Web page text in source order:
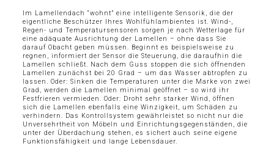
Im Lamellendach “wohnt” eine intelligente Sensorik, die der
eigentliche Beschützer Ihres Wohlfühlambientes ist. Wind-,
Regen- und Temperatursensoren sorgen je nach Wetterlage für
eine adäquate Ausrichtung der Lamellen – ohne dass Sie
darauf Obacht geben müssen. Beginnt es beispielsweise zu
regnen, informiert der Sensor die Steuerung, die daraufhin die
Lamellen schließt. Nach dem Guss stoppen die sich öffnenden
Lamellen zunächst bei 20 Grad – um das Wasser abtropfen zu
lassen. Oder: Sinken die Temperaturen unter die Marke von zwei
Grad, werden die Lamellen minimal geöffnet – so wird ihr
Festfrieren vermieden. Oder: Droht sehr starker Wind, öffnen
sich die Lamellen ebenfalls eine Winzigkeit, um Schäden zu
verhindern. Das Kontrollsystem gewährleistet so nicht nur die
Unversehrtheit von Möbeln und Einrichtungsgegenständen, die
unter der Überdachung stehen, es sichert auch seine eigene
Funktionsfähigkeit und lange Lebensdauer.